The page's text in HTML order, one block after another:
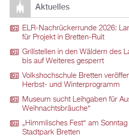
Aktuelles
ELR-Nachrückerrunde 2026:
für Projekt in Bretten-Ruit
Grillstellen in den Wäldern des
bis auf Weiteres gesperrt
Volkshochschule Bretten
Herbst- und Winterprogramm
Museum sucht Leihgaben für
Weihnachtsbräuche“
„Himmlisches Fest“ am
Stadtpark Bretten